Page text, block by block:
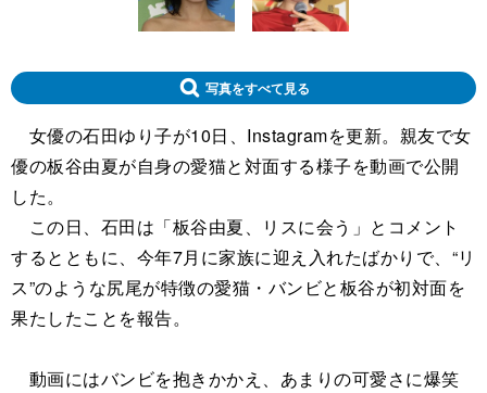
写真をすべて見る
女優の石田ゆり子が10日、Instagramを更新。親友で女
優の板谷由夏が自身の愛猫と対面する様子を動画で公開
した。
この日、石田は「板谷由夏、リスに会う」とコメント
するとともに、今年7月に家族に迎え入れたばかりで、“リ
ス”のような尻尾が特徴の愛猫・バンビと板谷が初対面を
果たしたことを報告。
動画にはバンビを抱きかかえ、あまりの可愛さに爆笑